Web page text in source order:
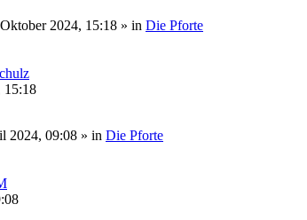
2024, 15:18 » in Die Pforte
15:18
2024, 09:08 » in Die Pforte